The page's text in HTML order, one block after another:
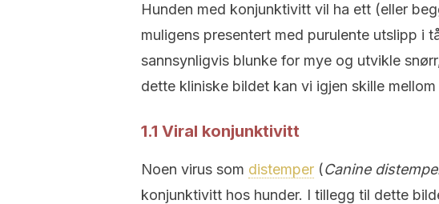
Hunden med konjunktivitt vil ha ett (eller
muligens presentert med purulente utslipp i
sannsynligvis blunke for mye og utvikle
dette kliniske bildet kan vi igjen skille
1.1 Viral konjunktivitt
Noen virus som distemper (Canine
konjunktivitt hos hunder. I tillegg til dette